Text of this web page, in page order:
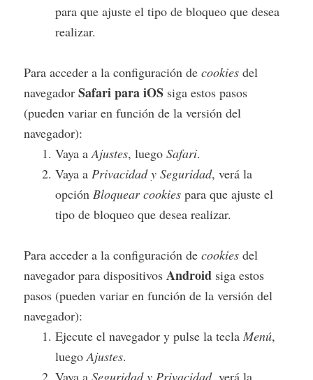
para que ajuste el tipo de bloqueo que desea
realizar.
Para acceder a la configuración decookies del
navegadorSafari para iOS siga estos pasos
(pueden variar en función de la versión del
navegador):
Vaya aAjustes, luegoSafari.
Vaya a Privacidad y Seguridad, verá la
opción Bloquear cookies para que ajuste el
tipo de bloqueo que desea realizar.
Para acceder a la configuración decookies del
navegador para dispositivosAndroid siga estos
pasos (pueden variar en función de la versión del
navegador):
Ejecute el navegador y pulse la teclaMenú,
luegoAjustes.
Vaya aSeguridad y Privacidad, verá la